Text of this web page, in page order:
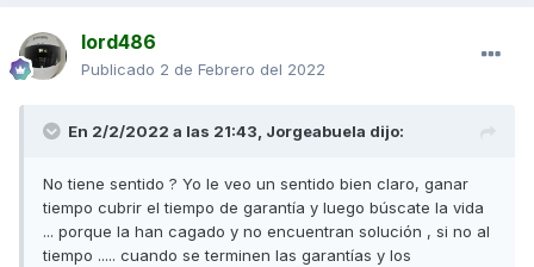
lord486
Publicado 2 de Febrero del 2022
En 2/2/2022 a las 21:43, Jorgeabuela dijo:
No tiene sentido ? Yo le veo un sentido bien claro, ganar
tiempo cubrir el tiempo de garantía y luego búscate la vida
... porque la han cagado y no encuentran solución , si no al
tiempo ..... cuando se terminen las garantías y los